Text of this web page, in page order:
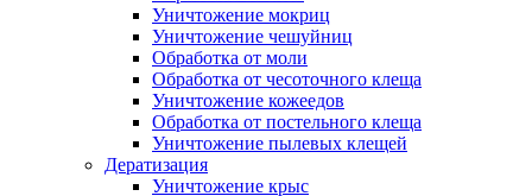
Уничтожение мокриц
Уничтожение чешуйниц
Обработка от моли
Обработка от чесоточного клеща
Уничтожение кожеедов
Обработка от постельного клеща
Уничтожение пылевых клещей
Дератизация
Уничтожение крыс